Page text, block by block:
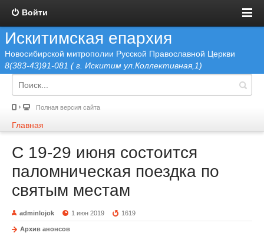
Войти
Искитимская епархия
Новосибирской митрополии Русской Православной Церкви
8(383-43)91-081 ( г. Искитим ул.Коллективная,1)
Полная версия сайта
Главная
С 19-29 июня состоится
паломническая поездка по
святым местам
adminlojok 1 июн 2019 1619
Архив анонсов